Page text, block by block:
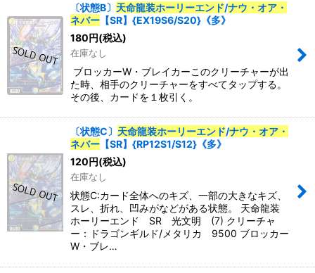
〔状態B〕 天命龍装ホーリーエンド/ナウ・オア・
ネバー 【SR】{EX19S6/S20}《多》
180円(税込)
在庫なし
ブロッカーW・ブレイカーこのクリーチャーが出
た時、相手のクリーチャーをすべてタップする。
その後、カードを１枚引く。
〔状態C〕 天命龍装ホーリーエンド/ナウ・オア・
ネバー 【SR】{RP12S1/S12}《多》
120円(税込)
在庫なし
状態C:カード全体へのキズ、一部の大きなキズ、
スレ、折れ、凹みがなどがある状態。 天命龍装
ホーリーエンド SR 光文明 (7) クリーチャ
ー：ドラゴンギルド/メタリカ 9500 ブロッカー
W・ブレ…